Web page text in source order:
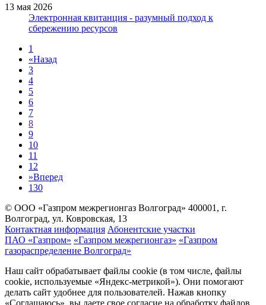
13 мая 2026
Электронная квитанция - разумный подход к
сбережению ресурсов
1
«Назад
3
4
5
6
7
8
9
10
11
12
»Вперед
130
© ООО «Газпром межрегионгаз Волгоград» 400001, г.
Волгоград, ул. Ковровская, 13
Контактная информация Абонентские участки
ПАО «Газпром» «Газпром межрегионгаз» «Газпром
газораспределение Волгоград»
Наш сайт обрабатывает файлы cookie (в том числе, файлы
cookie, используемые «Яндекс-метрикой»). Они помогают
делать сайт удобнее для пользователей. Нажав кнопку
«Соглашаюсь», вы даете свое согласие на обработку файлов